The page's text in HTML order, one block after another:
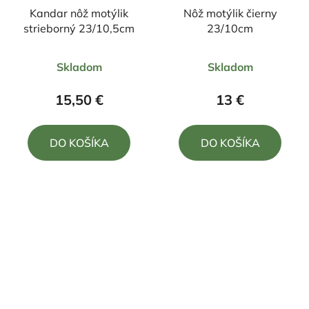
Kandar nôž motýlik
strieborný 23/10,5cm
hodnotenie
produktu
z
Skladom
15,50 €
DO KOŠÍKA
Nôž motýlik čierny
23/10cm
Skladom
13 €
DO KOŠÍKA